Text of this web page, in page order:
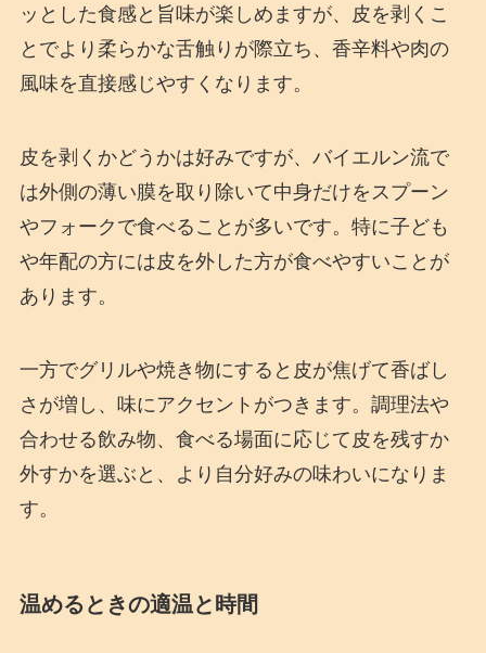
ッとした食感と旨味が楽しめますが、皮を剥くこ
とでより柔らかな舌触りが際立ち、香辛料や肉の
風味を直接感じやすくなります。
皮を剥くかどうかは好みですが、バイエルン流で
は外側の薄い膜を取り除いて中身だけをスプーン
やフォークで食べることが多いです。特に子ども
や年配の方には皮を外した方が食べやすいことが
あります。
一方でグリルや焼き物にすると皮が焦げて香ばし
さが増し、味にアクセントがつきます。調理法や
合わせる飲み物、食べる場面に応じて皮を残すか
外すかを選ぶと、より自分好みの味わいになりま
す。
温めるときの適温と時間